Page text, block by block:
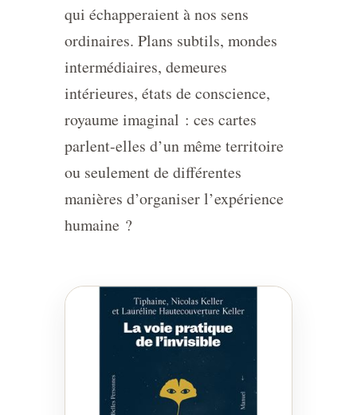
qui échapperaient à nos sens
ordinaires. Plans subtils, mondes
intermédiaires, demeures
intérieures, états de conscience,
royaume imaginal : ces cartes
parlent-elles d’un même territoire
ou seulement de différentes
manières d’organiser l’expérience
humaine ?